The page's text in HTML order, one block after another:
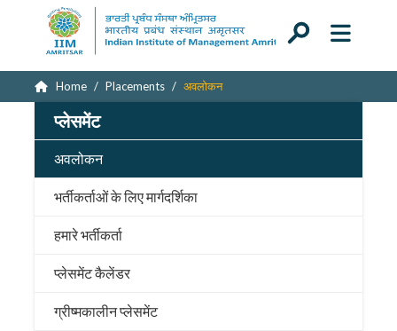
Home Placements अवलोकन
प्लेसमेंट
अवलोकन
भर्तीकर्ताओं के लिए मार्गदर्शिका
हमारे भर्तीकर्ता
प्लेसमेंट कैलेंडर
ग्रीष्मकालीन प्लेसमेंट